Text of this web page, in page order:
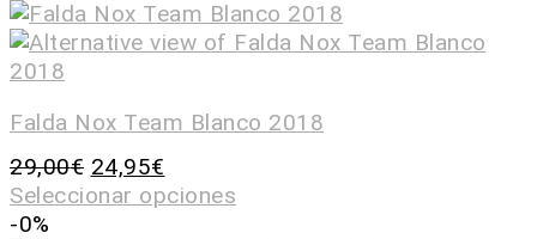
Falda Nox Team Blanco 2018
29,00€ 24,95€
Seleccionar opciones
-0%